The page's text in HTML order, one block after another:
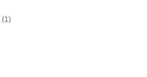
(1)